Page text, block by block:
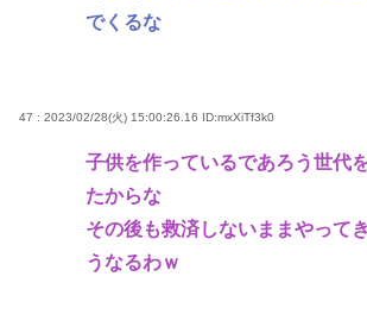
でくるな
47 : 2023/02/28(火) 15:00:26.16 ID:mxXiTf3k0
子供を作っているであろう世代
たからな
その後も救済しないままやって
うなるわｗ